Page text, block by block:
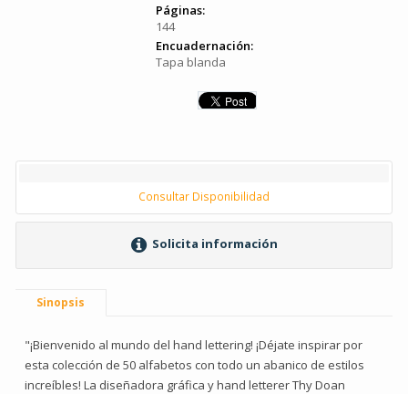
Páginas:
144
Encuadernación:
Tapa blanda
Consultar Disponibilidad
Solicita información
Sinopsis
"¡Bienvenido al mundo del hand lettering! ¡Déjate inspirar por
esta colección de 50 alfabetos con todo un abanico de estilos
increíbles! La diseñadora gráfica y hand letterer Thy Doan